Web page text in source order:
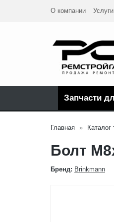
О компании Услуги
Запчасти
Главная Каталог
Болт
Бренд: Brinkmann